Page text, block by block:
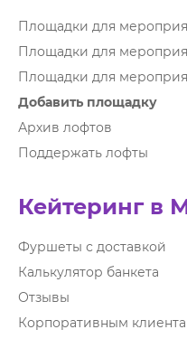
Площадки для
Площадки для
Площадки для
Добавить площадку
Архив лофтов
Поддержать лофты
Кейтеринг в
Фуршеты с доставкой
Калькулятор банкета
Отзывы
Корпоративным